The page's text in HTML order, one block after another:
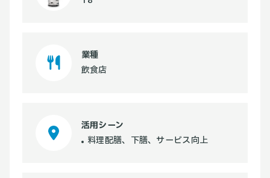
業種
飲食店
活用シーン
料理配膳、下膳、サービス向上